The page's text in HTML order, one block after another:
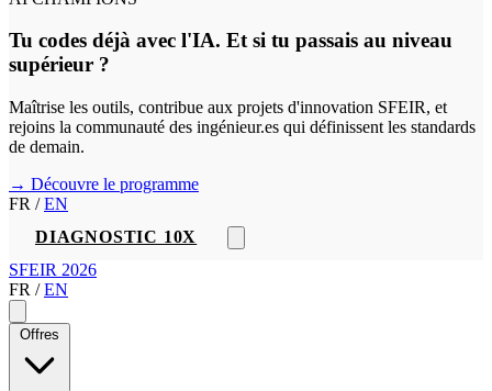
Tu codes déjà avec l'IA. Et si tu passais au niveau
supérieur ?
Maîtrise les outils, contribue aux projets d'innovation SFEIR, et
rejoins la communauté des ingénieur.es qui définissent les standards
de demain.
→ Découvre le programme
FR / EN
DIAGNOSTIC 10X
SFEIR 2026
FR / EN
Offres